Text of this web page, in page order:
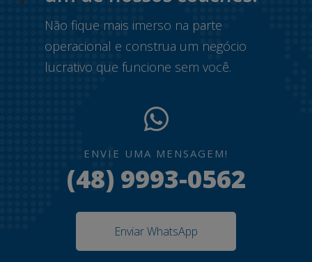
Não fique mais imerso na parte
operacional e construa um negócio
lucrativo que funcione sem você.
ENVIE UMA MENSAGEM!
(48) 9993-0562
Enviar WhatsApp